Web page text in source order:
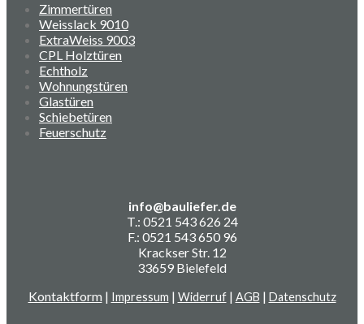
Zimmertüren
Weisslack 9010
ExtraWeiss 9003
CPL Holztüren
Echtholz
Wohnungstüren
Glastüren
Schiebetüren
Feuerschutz
info@bauliefer.de
T.: 0521 543 626 24
F.: 0521 543 650 96
Krackser Str. 12
33659 Bielefeld
Kontaktform | Impressum | Widerruf| AGB | Datenschutz